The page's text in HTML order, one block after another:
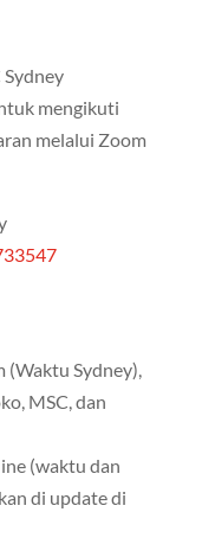
mengikuti
melalui Zoom
(Waktu Sydney),
MSC, dan
(waktu dan
di update di